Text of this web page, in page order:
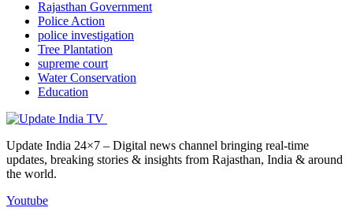
Rajasthan Government
Police Action
police investigation
Tree Plantation
supreme court
Water Conservation
Education
Update India 24×7 – Digital news channel bringing real-time
updates, breaking stories & insights from Rajasthan, India & around
the world.
Youtube